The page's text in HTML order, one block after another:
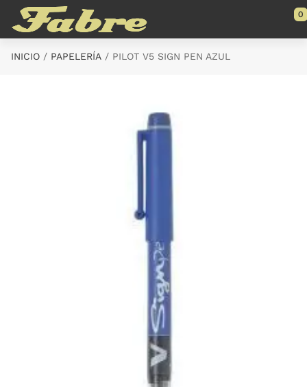
Saltar al contenido principal
0
INICIO PAPELERÍA PILOT V5 SIGN PEN AZUL